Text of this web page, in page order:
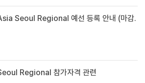
Seoul Regional 예선 등록 안내 (마감.
Regional 참가자격 관련